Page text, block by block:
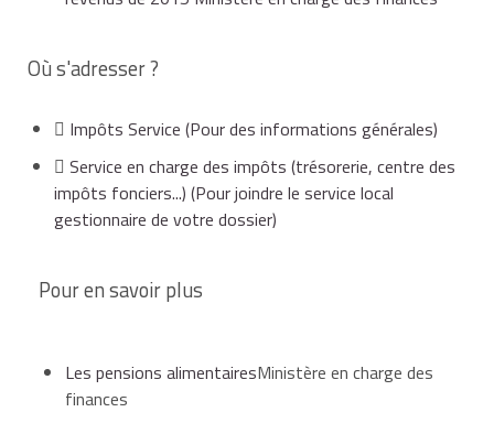
Où s'adresser ?
Impôts Service (Pour des informations générales)
Service en charge des impôts (trésorerie, centre des
impôts fonciers...) (Pour joindre le service local
gestionnaire de votre dossier)
Pour en savoir plus
Les pensions alimentairesMinistère en charge des
finances